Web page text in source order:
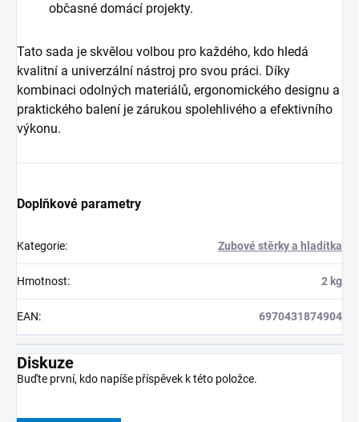
občasné domácí projekty.
Tato sada je skvělou volbou pro každého, kdo hledá
kvalitní a univerzální nástroj pro svou práci. Díky
kombinaci odolných materiálů, ergonomického designu a
praktického balení je zárukou spolehlivého a efektivního
výkonu.
Doplňkové parametry
Kategorie: Zubové stěrky a hladítka
Hmotnost: 2 kg
EAN: 6970431874904
Diskuze
Buďte první, kdo napíše příspěvek k této položce.